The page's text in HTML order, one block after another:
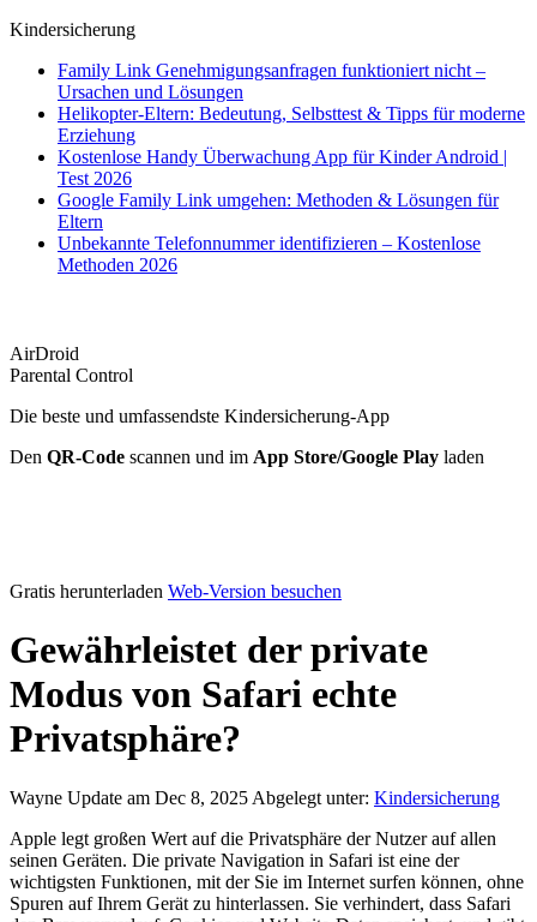
Kindersicherung
Family Link Genehmigungsanfragen funktioniert nicht –
Ursachen und Lösungen
Helikopter-Eltern: Bedeutung, Selbsttest & Tipps für moderne
Erziehung
Kostenlose Handy Überwachung App für Kinder Android |
Test 2026
Google Family Link umgehen: Methoden & Lösungen für
Eltern
Unbekannte Telefonnummer identifizieren – Kostenlose
Methoden 2026
AirDroid
Parental Control
Die beste und umfassendste Kindersicherung-App
Den QR-Code scannen und im App Store/Google Play laden
Gratis herunterladen Web-Version besuchen
Gewährleistet der private
Modus von Safari echte
Privatsphäre?
Wayne Update am Dec 8, 2025 Abgelegt unter: Kindersicherung
Apple legt großen Wert auf die Privatsphäre der Nutzer auf allen
seinen Geräten. Die private Navigation in Safari ist eine der
wichtigsten Funktionen, mit der Sie im Internet surfen können, ohne
Spuren auf Ihrem Gerät zu hinterlassen. Sie verhindert, dass Safari